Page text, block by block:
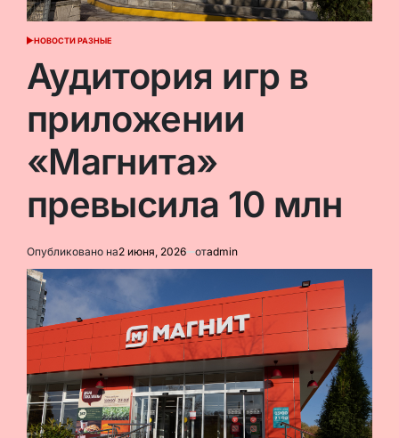
ОПУБЛИКОВАНО
НОВОСТИ РАЗНЫЕ
Аудитория игр в
приложении
«Магнита»
превысила 10 млн
Опубликовано на2 июня, 2026 отadmin